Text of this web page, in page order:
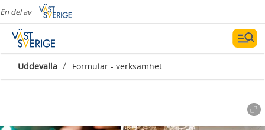
En del av
Uddevalla / Formulär - verksamhet